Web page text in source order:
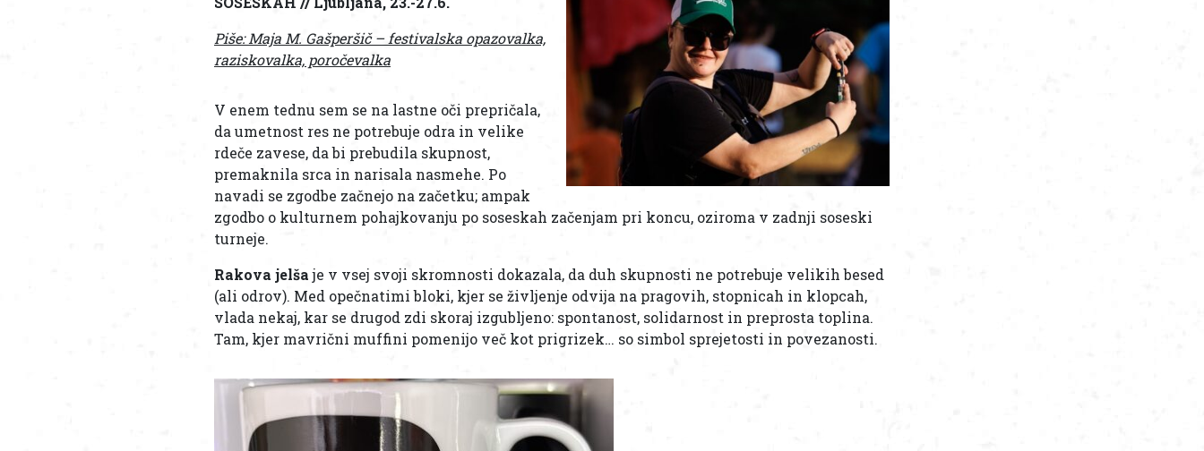
Piše: Maja M. Gašperšič – festivalska opazovalka,
raziskovalka, poročevalka
V enem tednu sem se na lastne oči prepričala,
da umetnost res ne potrebuje odra in velike
rdeče zavese, da bi prebudila skupnost,
premaknila srca in narisala nasmehe. Po
navadi se zgodbe začnejo na začetku; ampak
zgodbo o kulturnem pohajkovanju po soseskah začenjam pri koncu, oziroma v zadnji soseski
turneje.
Rakova jelšaje v vsej svoji skromnosti dokazala, da duh skupnosti ne potrebuje velikih besed
(ali odrov). Med opečnatimi bloki, kjer se življenje odvija na pragovih, stopnicah in klopcah,
vlada nekaj, kar se drugod zdi skoraj izgubljeno: spontanost, solidarnost in preprosta toplina.
Tam, kjer mavrični muffini pomenijo več kot prigrizek… so simbol sprejetosti in povezanosti.